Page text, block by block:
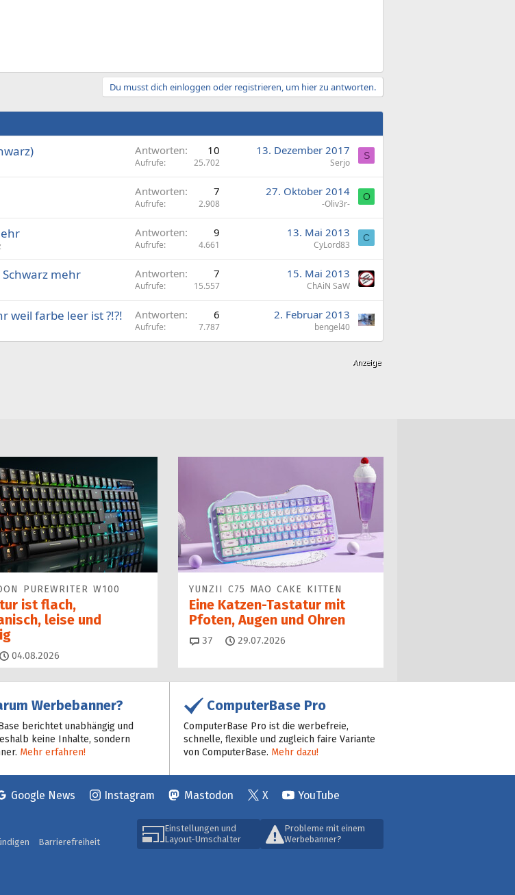
Du musst dich einloggen oder registrieren, um hier zu antworten.
Antworten 10
Aufrufe 25.702
13. Dezember 2017
Serjo
S
Antworten 7
Aufrufe 2.908
27. Oktober 2014
-Oliv3r-
O
Antworten 9
Aufrufe 4.661
13. Mai 2013
CyLord83
C
mehr Antworten 7
Aufrufe 15.557
15. Mai 2013
ChAiN SaW
weil farbe leer ist ?!?! Antworten 6
Aufrufe 7.787
2. Februar 2013
bengel40
PUREWRITER W100
ist flach,
leise und
04.08.2026
YUNZII C75 MAO CAKE KITTEN
Eine Katzen-Tastatur mit
Pfoten, Augen und Ohren
37 Kommentare
29.07.2026
Werbebanner?
berichtet unabhängig und
keine Inhalte, sondern
Mehr erfahren!
ComputerBase Pro
ComputerBase Pro ist die werbefreie,
schnelle, flexible und zugleich faire Variante
von ComputerBase. Mehr dazu!
Google News Instagram Mastodon X YouTube
Einstellungen und
Layout-Umschalter
Probleme mit einem
Werbebanner?
Barrierefreiheit